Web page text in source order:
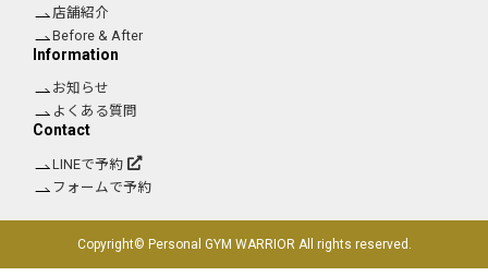
店舗紹介
Before & After
Information
お知らせ
よくある質問
Contact
LINEで予約
フォームで予約
Copyright© Personal GYM WARRIOR All rights reserved.